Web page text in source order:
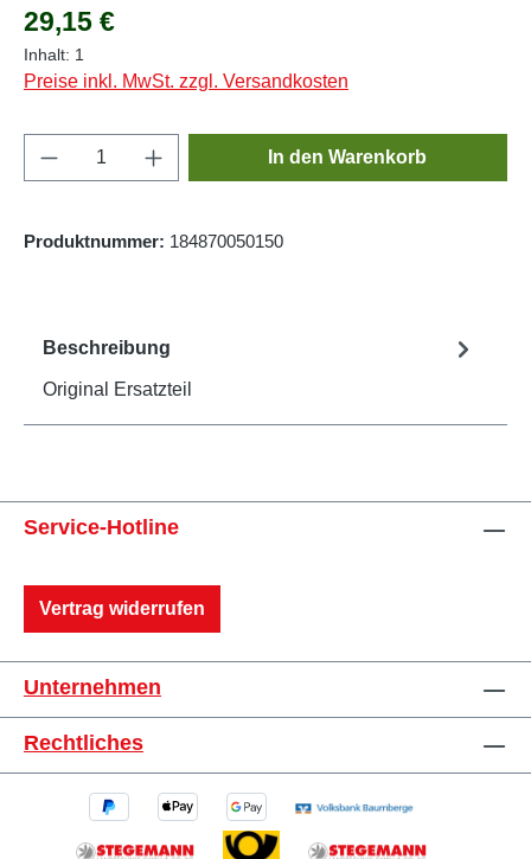
Regulärer Preis:
29,15 €
Inhalt: 1
Preise inkl. MwSt. zzgl. Versandkosten
Produkt Anzahl: Gib den gewünschten
In den Warenkorb
Produktnummer: 184870050150
Beschreibung
Original Ersatzteil
Service-Hotline
Vertrag widerrufen
Unternehmen
Rechtliches